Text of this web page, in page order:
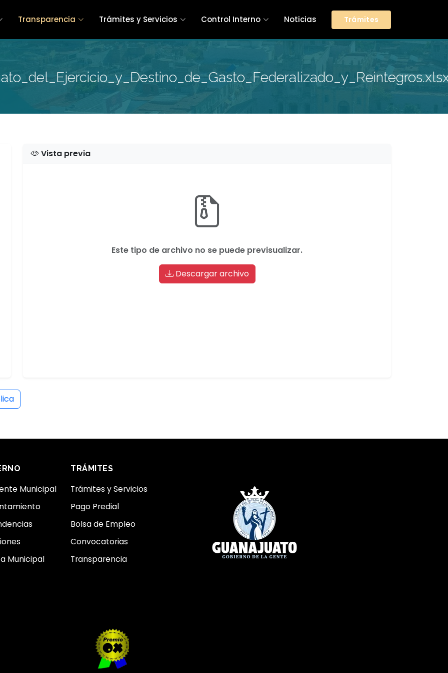
Transparencia Trámites y Servicios Control Interno Noticias Trámites
Vista previa
Este tipo de archivo no se puede previsualizar.
Descargar archivo
Municipal
Municipal
TRÁMITES
Trámites y Servicios
Pago Predial
Bolsa de Empleo
Convocatorias
Transparencia